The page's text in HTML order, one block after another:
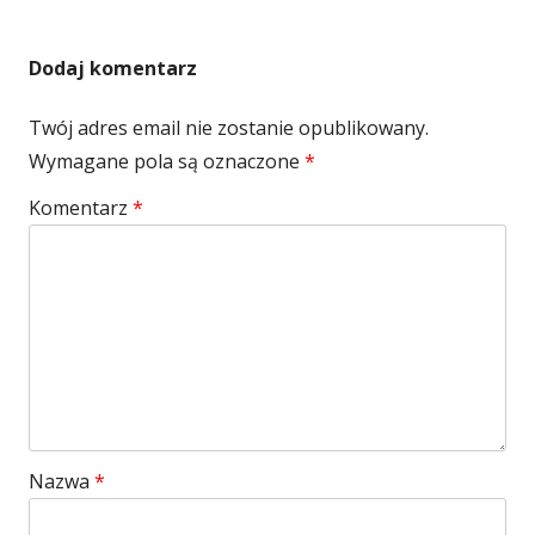
Dodaj komentarz
Twój adres email nie zostanie opublikowany.
Wymagane pola są oznaczone *
Komentarz *
Nazwa *